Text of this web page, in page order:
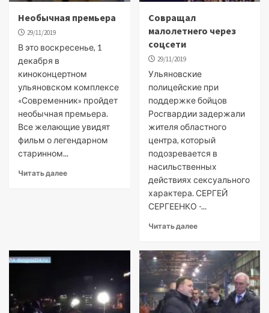
Необычная премьера
29/11/2019
В это воскресенье, 1
декабря в
киноконцертном
ульяновском комплексе
«Современник» пройдет
необычная премьера.
Все желающие увидят
фильм о легендарном
старинном...
Читать далее
Совращал
малолетнего через
соцсети
29/11/2019
Ульяновские
полицейские при
поддержке бойцов
Росгвардии задержали
жителя областного
центра, который
подозревается в
насильственных
действиях сексуального
характера. СЕРГЕЙ
СЕРГЕЕНКО -...
Читать далее